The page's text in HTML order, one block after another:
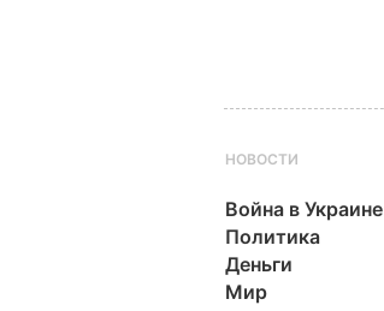
НОВОСТИ
Война в Украине
Политика
Деньги
Мир